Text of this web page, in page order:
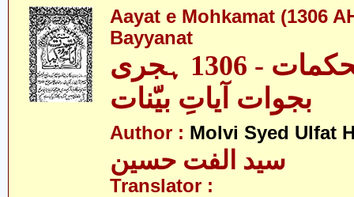
Aayat e Mohkamat (1306
Bayyanat
آیاتِ محکمات - 1306 ہجری
بجوات آیاتِ بیّنات
Author : Molvi Syed Ulfat
سید الفت حسین
Translator :